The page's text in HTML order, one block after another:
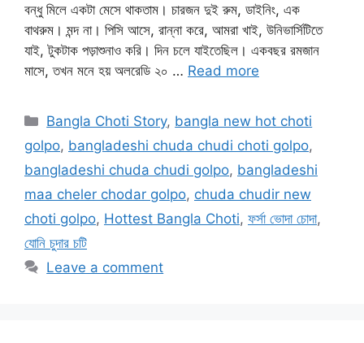
বন্ধু মিলে একটা মেসে থাকতাম। চারজন দুই রুম, ডাইনিং, এক
বাথরুম। মন্দ না। পিসি আসে, রান্না করে, আমরা খাই, উনিভার্সিটিতে
যাই, টুকটাক পড়াশুনাও করি। দিন চলে যাইতেছিল। একবছর রমজান
মাসে, তখন মনে হয় অলরেডি ২০ … Read more
Categories
Bangla Choti Story, bangla new hot choti
golpo, bangladeshi chuda chudi choti golpo,
bangladeshi chuda chudi golpo, bangladeshi
maa cheler chodar golpo, chuda chudir new
choti golpo, Hottest Bangla Choti, ফর্সা ভোদা চোদা,
যোনি চুদার চটি
Leave a comment